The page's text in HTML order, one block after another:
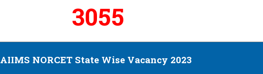
3055
AIIMS NORCET State Wise Vacancy 2023